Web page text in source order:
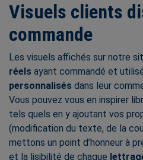
Visuels clients
commande
Les visuels affichés sur notre
réels ayant commandé et
personnalisés dans leur
Vous pouvez vous en inspirer
tels quels en y ajoutant vos
(modification du texte, de la
mettons un point d’honneur à
et la lisibilité de chaque